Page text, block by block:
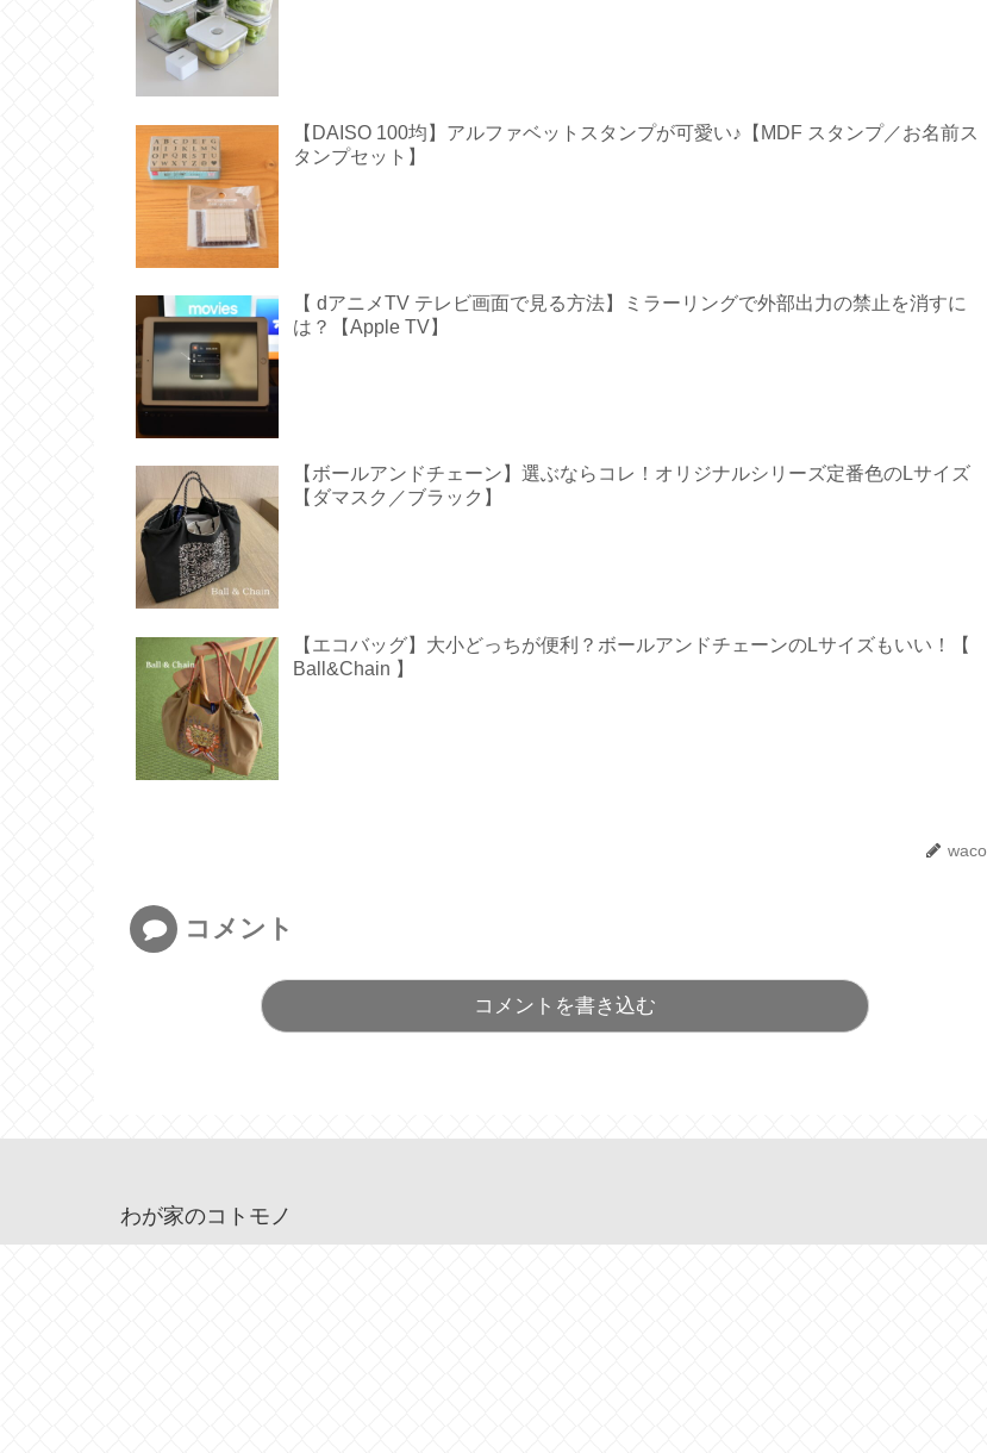
【DAISO 100均】アルファベットスタンプが可愛い♪【MDF スタンプ／お名前ス
タンプセット】
【 dアニメTV テレビ画面で見る方法】ミラーリングで外部出力の禁止を消すに
は？【Apple TV】
【ボールアンドチェーン】選ぶならコレ！オリジナルシリーズ定番色のLサイズ
【ダマスク／ブラック】
【エコバッグ】大小どっちが便利？ボールアンドチェーンのLサイズもいい！【
Ball&Chain 】
waco
コメント
コメントを書き込む
わが家のコトモノ